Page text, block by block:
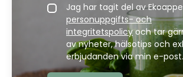
Jag har tagit del av
personuppgifts- och
integritetspolicyoch tar
av nyheter, hälsotips och
erbjudanden via min e-post.